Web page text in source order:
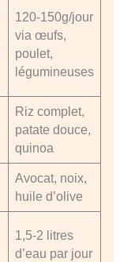
120-150g/jour
via œufs,
poulet,
légumineuses
Riz complet,
patate douce,
quinoa
Avocat, noix,
huile d’olive
1,5-2 litres
d’eau par jour